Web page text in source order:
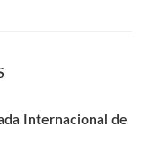
Internacional de